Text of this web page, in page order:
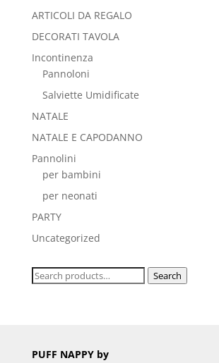
ARTICOLI DA REGALO
DECORATI TAVOLA
Incontinenza
Pannoloni
Salviette Umidificate
NATALE
NATALE E CAPODANNO
Pannolini
per bambini
per neonati
PARTY
Uncategorized
Search
Search
PUFF NAPPY by